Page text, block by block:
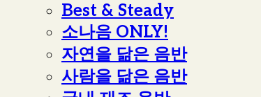
Best & Steady
소나음 ONLY!
자연을 닮은 음반
사람을 닮은 음반